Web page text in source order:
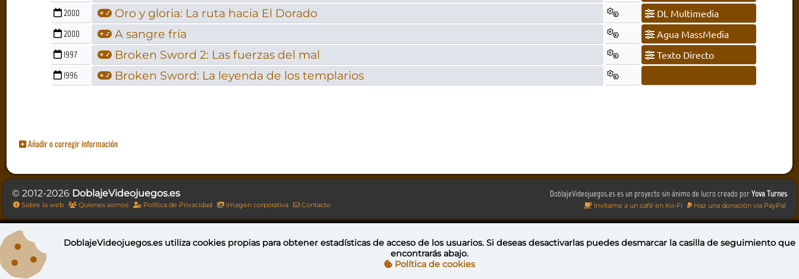
2000 Oro y gloria: La ruta hacia El Dorado DL Multimedia
2000 A sangre fría Agua MassMedia
1997 Broken Sword 2: Las fuerzas del mal Texto Directo
1996 Broken Sword: La leyenda de los templarios
Añadir o corregir información
DoblajeVideojuegos.es es un proyecto sin ánimo de lucro creado porYova Turnes
Invítame a un café en Ko-Fi Haz una donación vía PayPal
© 2012-2026 DoblajeVideojuegos.es
Sobre la web Quienes somos Política de Privacidad Imagen corporativa Contacto
Esta obra está bajo una licencia de Creative Commons Reconocimiento-NoComercial-CompartirIgual 4.0 Internacional
DoblajeVideojuegos.es utilizacookies propiaspara obtener estadísticas de acceso de los usuarios. Si deseas desactivarlas puedesdesmarcar la casilla de seguimiento que
encontrarás abajo.
Política de cookies